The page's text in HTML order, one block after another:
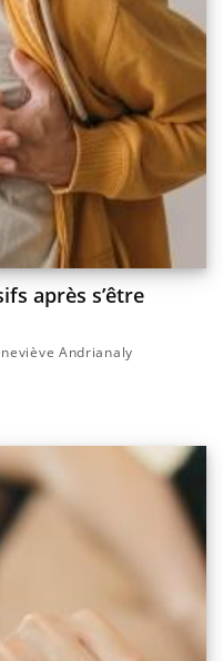
après s’être
Andrianaly